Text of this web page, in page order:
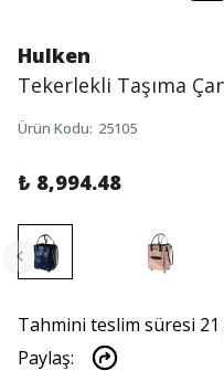
Hulken
Tekerlekli Taşıma
Ürün Kodu: 25105
₺ 8,994.48
Tahmini teslim süresi
Paylaş: